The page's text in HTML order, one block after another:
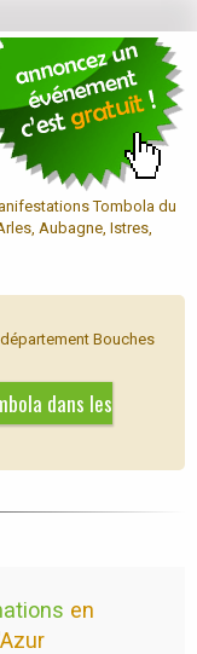
Tombola du
Arles, Aubagne, Istres,
Bouches
dans les
en